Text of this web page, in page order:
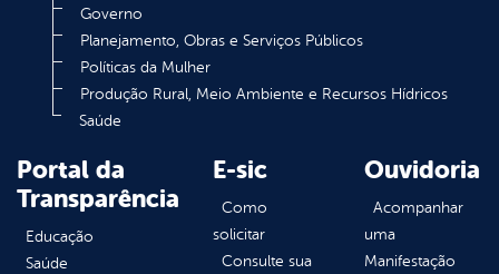
Governo
Planejamento, Obras e Serviços Públicos
Políticas da Mulher
Produção Rural, Meio Ambiente e Recursos Hídricos
Saúde
Portal da
Transparência
Educação
Saúde
E-sic
Como
solicitar
Consulte sua
Ouvidoria
Acompanhar
uma
Manifestação